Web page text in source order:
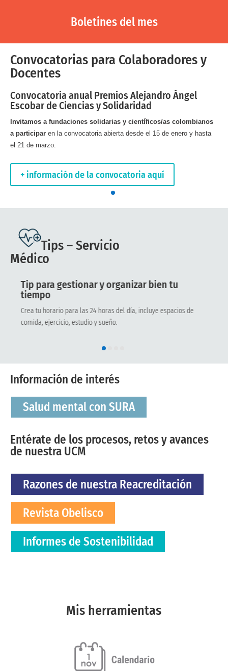
Boletines del mes
Convocatorias para Colaboradores y
Docentes
Convocatoria anual Premios Alejandro Ángel
Escobar de Ciencias y Solidaridad
Invitamos a fundaciones solidarias y científicos/as colombianos
a participar en la convocatoria abierta desde el 15 de enero y hasta
el 21 de marzo.
+ información de la convocatoria aquí
Tips – Servicio
Médico
Tip para gestionar y organizar bien tu
tiempo
Crea tu horario para las 24 horas del día, incluye espacios de
comida, ejercicio, estudio y sueño.
Información de interés
Salud mental con SURA
Entérate de los procesos, retos y avances
de nuestra UCM
Razones de nuestra Reacreditación
Revista Obelisco
Informes de Sostenibilidad
Mis herramientas